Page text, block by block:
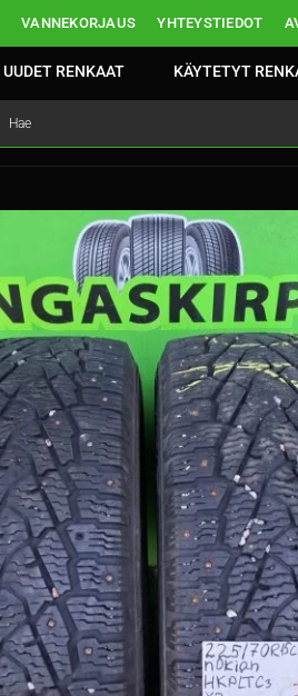
VANNEKORJAUS YHTEYSTIEDOT
UUDET RENKAAT KÄYTETYT